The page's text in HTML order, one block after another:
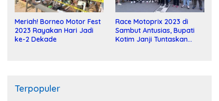
Meriah! Borneo Motor Fest
2023 Rayakan Hari Jadi
ke-2 Dekade
Race Motoprix 2023 di
Sambut Antusias, Bupati
Kotim Janji Tuntaskan
Terpopuler